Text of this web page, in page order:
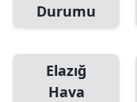
Durumu
Elazığ
Hava